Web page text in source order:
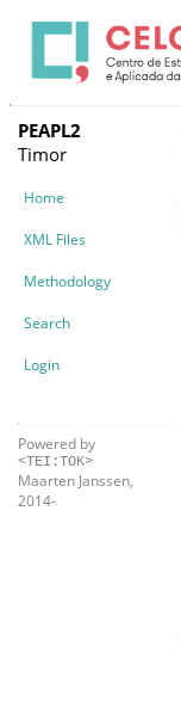
PEAPL2
Timor
Home
XML Files
Methodology
Search
Login
Powered by
<TEI:TOK>
Maarten Janssen,
2014-